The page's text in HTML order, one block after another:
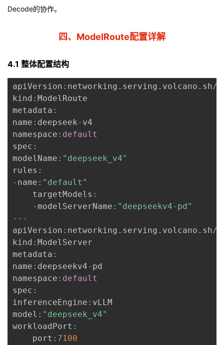
Decode的协作。
四、ModelRoute配置详解
4.1 整体配置结构
apiVersion : networking . serving . volcano . sh/
kind : ModelRoute
metadata :
name : deepseek- v4
namespace : default
spec :
modelName : "deepseek_v4"
rules :
- name : "default"
    targetModels
:
- modelServerName : "deepseekv4-pd"
-- -
apiVersion : networking . serving . volcano . sh/
kind : ModelServer
metadata :
name : deepseekv4- pd
namespace : default
spec :
inferenceEngine : vLLM
model : "deepseek_v4"
workloadPort :
    port
: 7100